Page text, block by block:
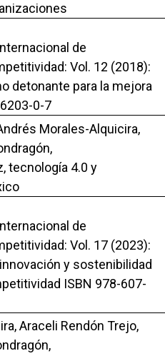
de
Vol. 12 (2018):
detonante para la mejora
0-7
Morales-Alquicira,
tecnología 4.0 y
de
Vol. 17 (2023):
y sostenibilidad
ISBN 978-607-
Araceli Rendón Trejo,